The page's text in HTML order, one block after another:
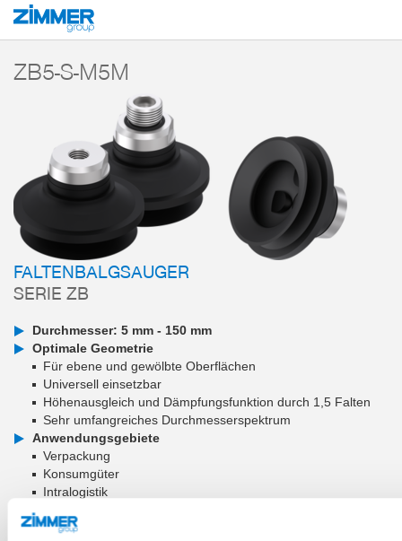
Start Produkte
ZB5-S-M5M
FALTENBALGSAUGER
SERIE ZB
Durchmesser: 5 mm - 150 mm
Optimale Geometrie
Für ebene und gewölbte Oberflächen
Universell einsetzbar
Höhenausgleich und Dämpfungsfunktion durch 1,5 Falten
Sehr umfangreiches Durchmesserspektrum
Anwendungsgebiete
Verpackung
Konsumgüter
Intralogistik